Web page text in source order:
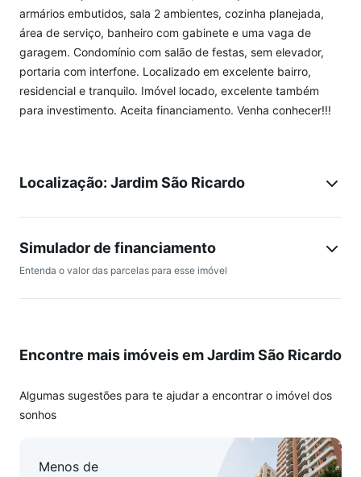
armários embutidos, sala 2 ambientes, cozinha planejada,
área de serviço, banheiro com gabinete e uma vaga de
garagem. Condomínio com salão de festas, sem elevador,
portaria com interfone. Localizado em excelente bairro,
residencial e tranquilo. Imóvel locado, excelente também
para investimento. Aceita financiamento. Venha conhecer!!!
Localização: Jardim São Ricardo
Simulador de financiamento
Entenda o valor das parcelas para esse imóvel
Encontre mais imóveis em Jardim São Ricardo
Algumas sugestões para te ajudar a encontrar o imóvel dos
sonhos
Menos de